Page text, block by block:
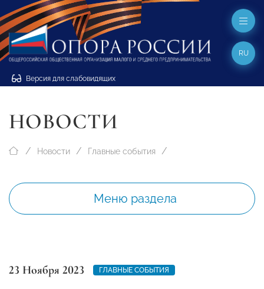
Версия для слабовидящих
RU
НОВОСТИ
Новости Главные события
Меню раздела
23 Ноября 2023 ГЛАВНЫЕ СОБЫТИЯ